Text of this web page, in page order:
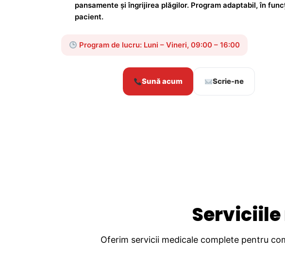
pansamente și îngrijirea plăgilor. Program adaptabil, în
pacient.
Program de lucru: Luni – Vineri, 09:00 – 16:00
Sună acum Scrie-ne
Oferim servicii medicale complete pentru